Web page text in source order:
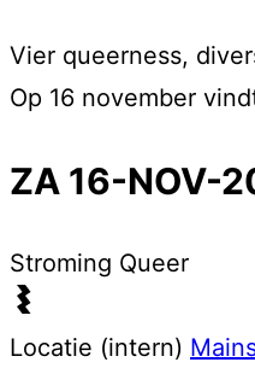
Vier queerness,
Op 16 november
ZA 16-NOV-
Stroming Queer
Locatie (intern)